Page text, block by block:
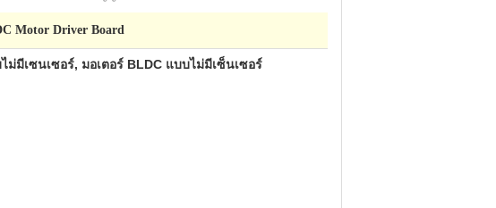
Motor Driver Board
มีเซนเซอร์, มอเตอร์ BLDC แบบไม่มีเซ็นเซอร์